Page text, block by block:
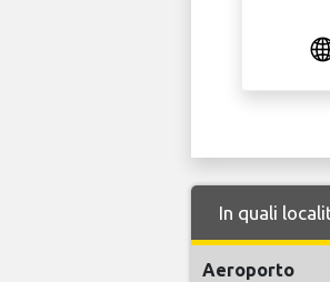
In quali
Aeroporto